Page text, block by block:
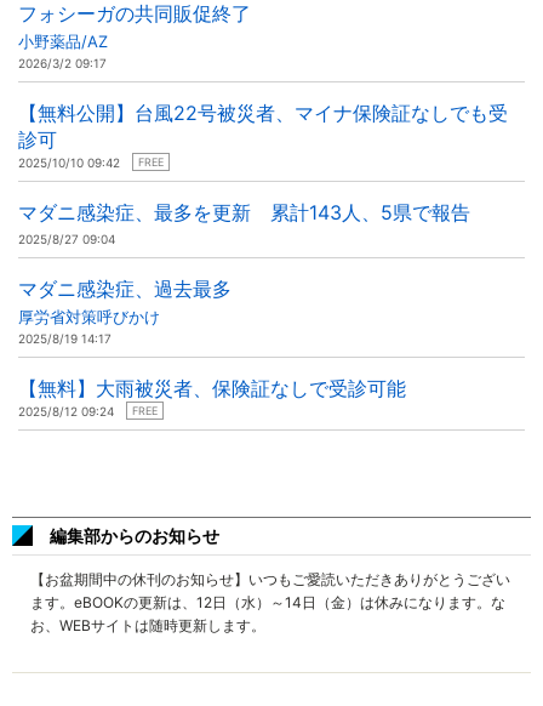
フォシーガの共同販促終了
小野薬品/AZ
2026/3/2 09:17
【無料公開】台風22号被災者、マイナ保険証なしでも受
診可
2025/10/10 09:42 FREE
マダニ感染症、最多を更新 累計143人、5県で報告
2025/8/27 09:04
マダニ感染症、過去最多
厚労省対策呼びかけ
2025/8/19 14:17
【無料】大雨被災者、保険証なしで受診可能
2025/8/12 09:24 FREE
編集部からのお知らせ
【お盆期間中の休刊のお知らせ】いつもご愛読いただきありがとうござい
ます。eBOOKの更新は、12日（水）～14日（金）は休みになります。な
お、WEBサイトは随時更新します。